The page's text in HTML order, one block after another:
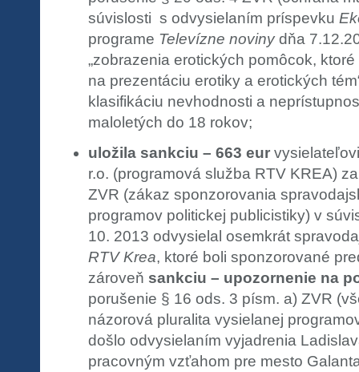
súvislosti s odvysielaním príspevku
programe Televízne novinydňa
„zobrazenia erotických pomôcok,
na prezentáciu erotiky a erotických
klasifikáciu nevhodnosti a
maloletých do 18 rokov;
uložila sankciu – 663 eur
r.o. (programová služba RTV KREA)
ZVR (zákaz sponzorovania
programov politickej publicistiky) v
10. 2013 odvysielal osemkrát
RTV Krea, ktoré boli sponzorované
zároveň sankciu – upozornenie na
porušenie § 16 ods. 3 písm. a) ZVR
názorová pluralita vysielanej
došlo odvysielaním vyjadrenia
pracovným vzťahom pre mesto